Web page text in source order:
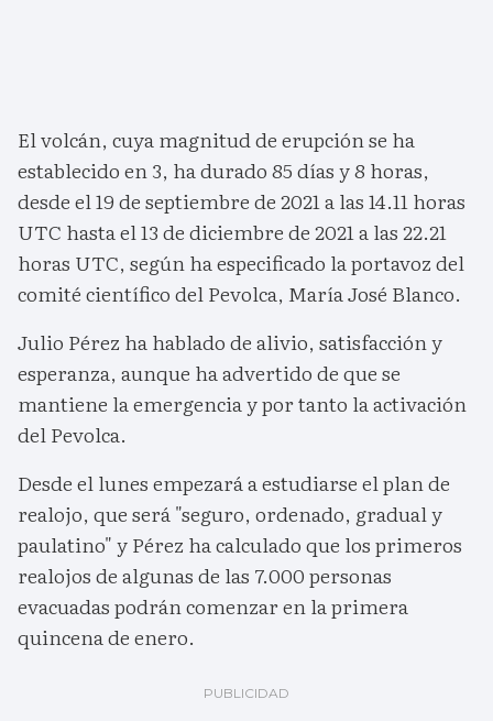
El volcán, cuya magnitud de erupción se ha
establecido en 3, ha durado 85 días y 8 horas,
desde el 19 de septiembre de 2021 a las 14.11 horas
UTC hasta el 13 de diciembre de 2021 a las 22.21
horas UTC, según ha especificado la portavoz del
comité científico del Pevolca, María José Blanco.
Julio Pérez ha hablado de alivio, satisfacción y
esperanza, aunque ha advertido de que se
mantiene la emergencia y por tanto la activación
del Pevolca.
Desde el lunes empezará a estudiarse el plan de
realojo, que será "seguro, ordenado, gradual y
paulatino" y Pérez ha calculado que los primeros
realojos de algunas de las 7.000 personas
evacuadas podrán comenzar en la primera
quincena de enero.